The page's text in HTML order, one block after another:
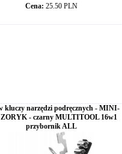
Cena: 25.50 PLN
kluczy narzędzi podręcznych - MINI-
- czarny MULTITOOL 16w1
przybornik ALL